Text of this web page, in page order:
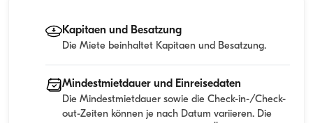
Kapitaen und Besatzung
Die Miete beinhaltet Kapitaen und Besatzung.
Mindestmietdauer und Einreisedaten
Die Mindestmietdauer sowie die Check-in-/Check-
out-Zeiten können je nach Datum variieren. Die